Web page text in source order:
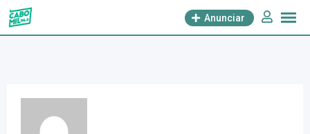
saltar
Anunciar